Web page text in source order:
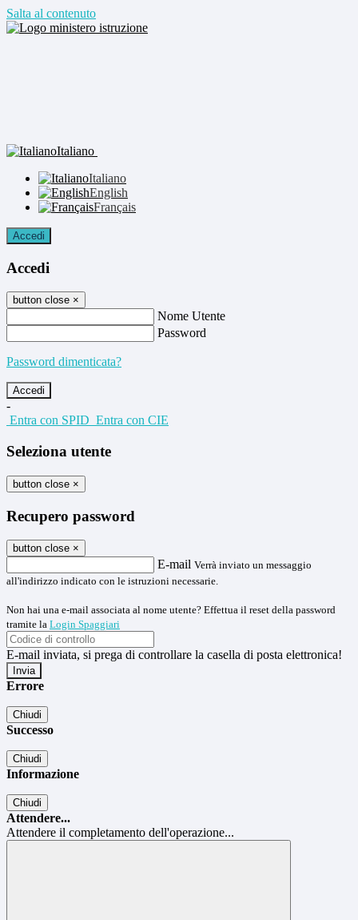
Salta al contenuto
Italiano
Italiano
English
Français
Accedi
Accedi
button close ×
Nome Utente
Password
Password dimenticata?
-
Entra con SPID Entra con CIE
Seleziona utente
button close ×
Recupero password
button close ×
E-mail Verrà inviato un messaggio
all'indirizzo indicato con le istruzioni necessarie.
Non hai una e-mail associata al nome utente? Effettua il reset della password
tramite la Login Spaggiari
E-mail inviata, si prega di controllare la casella di posta elettronica!
Errore
Chiudi
Successo
Chiudi
Informazione
Chiudi
Attendere...
Attendere il completamento dell'operazione...